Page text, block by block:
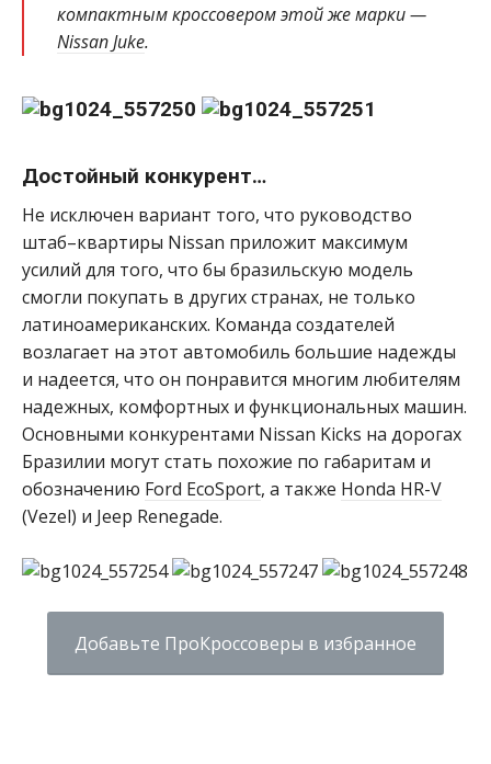
компактным кроссовером этой же марки —
Nissan Juke.
Достойный конкурент…
Не исключен вариант того, что руководство
штаб–квартиры Nissan приложит максимум
усилий для того, что бы бразильскую модель
смогли покупать в других странах, не только
латиноамериканских. Команда создателей
возлагает на этот автомобиль большие надежды
и надеется, что он понравится многим любителям
надежных, комфортных и функциональных машин.
Основными конкурентами Nissan Kicks на дорогах
Бразилии могут стать похожие по габаритам и
обозначению Ford EcoSport, а также Honda HR-V
(Vezel) и Jeep Renegade.
Добавьте ПроКроссоверы в избранное